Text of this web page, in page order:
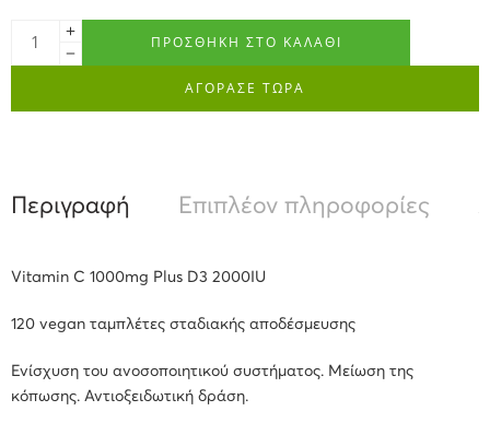
ΠΡΟΣΘΉΚΗ ΣΤΟ ΚΑΛΆΘΙ
ΑΓΟΡΑΣΕ ΤΩΡΑ
Περιγραφή Επιπλέον πληροφορίες
Vitamin C 1000mg Plus D3 2000IU
120 vegan ταμπλέτες σταδιακής αποδέσμευσης
Ενίσχυση του ανοσοποιητικού συστήματος. Μείωση της
κόπωσης. Αντιοξειδωτική δράση.